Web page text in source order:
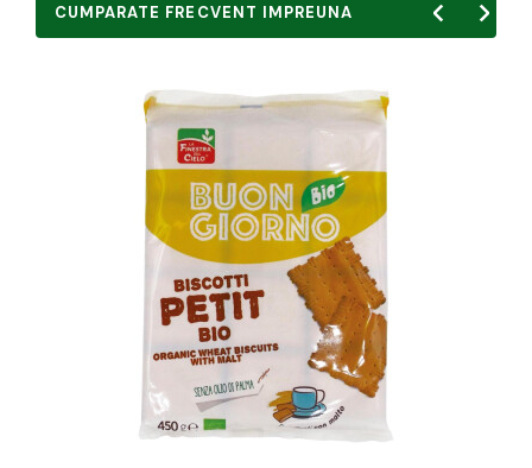
CUMPARATE FRECVENT IMPREUNA